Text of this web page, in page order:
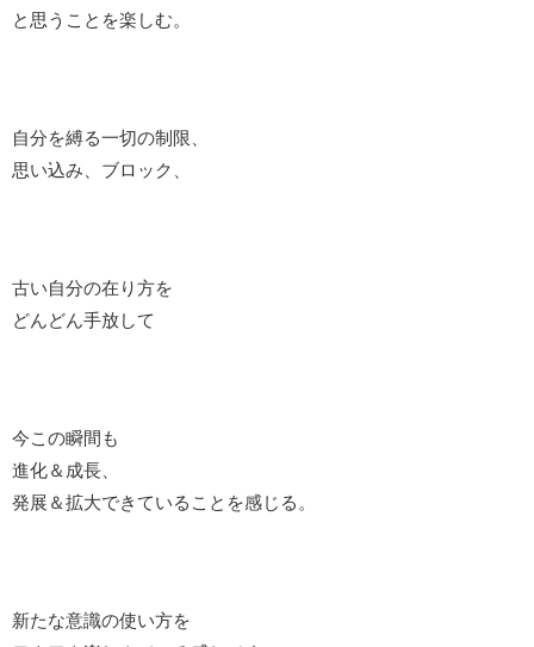
と思うことを楽しむ。
自分を縛る一切の制限、
思い込み、ブロック、
古い自分の在り方を
どんどん手放して
今この瞬間も
進化＆成長、
発展＆拡大できていることを感じる。
新たな意識の使い方を